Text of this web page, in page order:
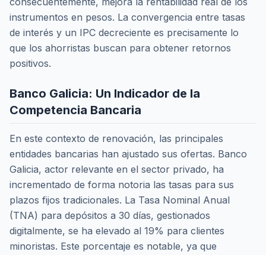
instrumentos en pesos. La convergencia entre tasas
de interés y un IPC decreciente es precisamente lo
que los ahorristas buscan para obtener retornos
positivos.
Banco Galicia: Un Indicador de la
Competencia Bancaria
En este contexto de renovación, las principales
entidades bancarias han ajustado sus ofertas. Banco
Galicia, actor relevante en el sector privado, ha
incrementado de forma notoria las tasas para sus
plazos fijos tradicionales. La Tasa Nominal Anual
(TNA) para depósitos a 30 días, gestionados
digitalmente, se ha elevado al 19% para clientes
minoristas. Este porcentaje es notable, ya que